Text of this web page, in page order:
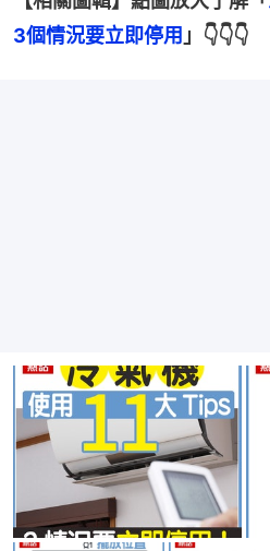
3個情況要立即停用 」👇👇👇